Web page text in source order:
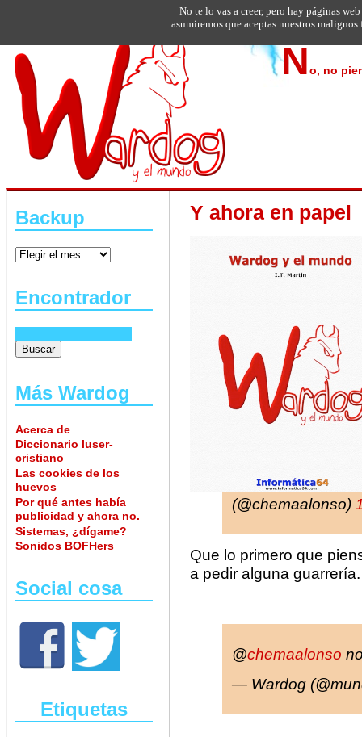
No, no
Backup
Encontrador
Más Wardog
Acerca de
Diccionario luser-
cristiano
Las cookies de los
huevos
Por qué antes había
publicidad y ahora no.
Sistemas, ¿dígame?
Sonidos BOFHers
Social cosa
Etiquetas
Y ahora en papel
(@chemaalonso)
Que lo primero que
a pedir alguna
@chemaalonso
— Wardog
No te lo vas a creer, pero hay páginas
asumiremos que aceptas nuestros